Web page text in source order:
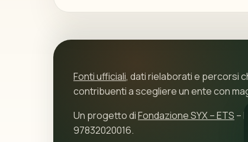
Fonti ufficiali, dati rielaborati e percorsi
contribuenti a scegliere un ente con
Un progetto diFondazione SYX – ETS –
97832020016.